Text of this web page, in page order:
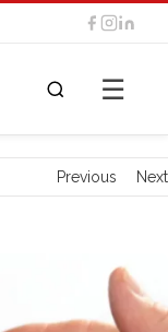
☰
Previous Next